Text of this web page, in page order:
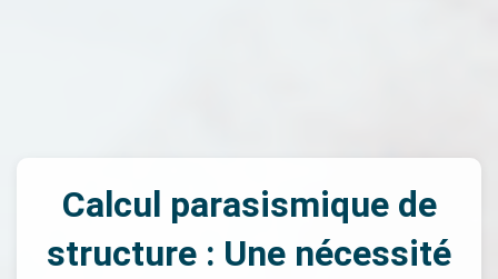
Calcul parasismique de
structure : Une nécessité